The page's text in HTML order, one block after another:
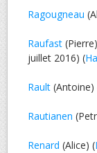
Ragougneau
Raufast
juillet 2016) (
Rault (Antoine)
Rautianen
Renard (Alice) (